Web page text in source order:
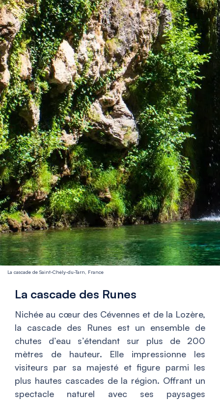
La cascade de Saint-Chély-du-Tarn, France
La cascade des Runes
Nichée au cœur des Cévennes et de la Lozère,
la cascade des Runes est un ensemble de
chutes d’eau s’étendant sur plus de 200
mètres de hauteur. Elle impressionne les
visiteurs par sa majesté et figure parmi les
plus hautes cascades de la région. Offrant un
spectacle naturel avec ses paysages